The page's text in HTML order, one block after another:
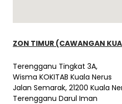
ZON TIMUR (CAWANGAN
Terengganu Tingkat 3A,
Wisma KOKITAB Kuala Nerus
Jalan Semarak, 21200 Kuala
Terengganu Darul Iman